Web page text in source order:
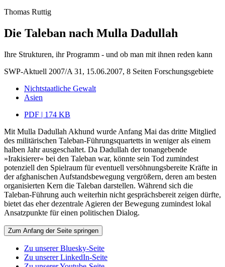
Thomas Ruttig
Die Taleban nach Mulla Dadullah
Ihre Strukturen, ihr Programm - und ob man mit ihnen reden kann
SWP-Aktuell 2007/A 31, 15.06.2007, 8 Seiten Forschungsgebiete
Nichtstaatliche Gewalt
Asien
PDF | 174 KB
Mit Mulla Dadullah Akhund wurde Anfang Mai das dritte Mitglied
des militärischen Taleban-Führungsquartetts in weniger als einem
halben Jahr ausgeschaltet. Da Dadullah der tonangebende
»Irakisierer« bei den Taleban war, könnte sein Tod zumindest
potenziell den Spielraum für eventuell versöhnungsbereite Kräfte in
der afghanischen Aufstandsbewegung vergrößern, deren am besten
organisierten Kern die Taleban darstellen. Während sich die
Taleban-Führung auch weiterhin nicht gesprächsbereit zeigen dürfte,
bietet das eher dezentrale Agieren der Bewegung zumindest lokal
Ansatzpunkte für einen politischen Dialog.
Zum Anfang der Seite springen
Zu unserer Bluesky-Seite
Zu unserer LinkedIn-Seite